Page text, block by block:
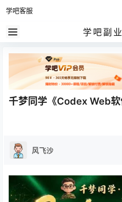
学吧客服
学吧副
千梦同学《Codex Web软
风飞沙